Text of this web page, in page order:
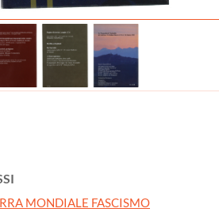
MONDIALE FASCISMO